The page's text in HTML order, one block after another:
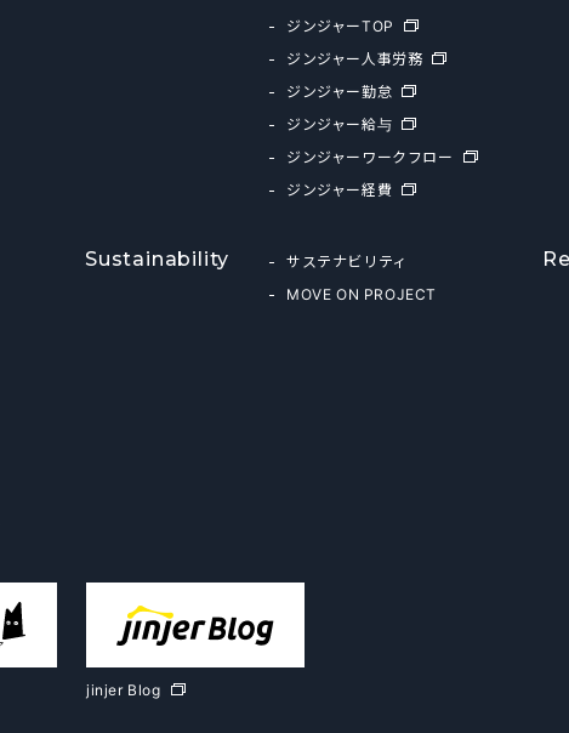
ジンジャーTOP
ジンジャー人事労務
ジンジャー勤怠
ジンジャー給与
ジンジャーワークフロー
ジンジャー経費
Sustainability
サステナビリティ
MOVE ON PROJECT
jinjer Blog